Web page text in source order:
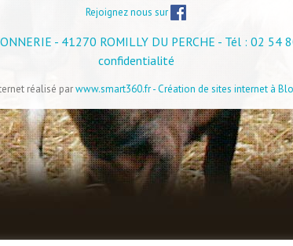
Rejoignez nous sur
- 41270 ROMILLY DU PERCHE - Tél : 02 54
confidentialité
réalisé parwww.smart360.fr - Création de sites internet à